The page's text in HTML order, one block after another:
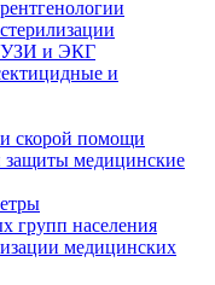
УЗИ и ЭКГ
и
скорой помощи
защиты медицинские
групп населения
медицинских